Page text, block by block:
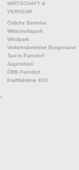
WIRTSCHAFT &
VERKEHR
Örtliche Betriebe
Wirtschaftspark
Windpark
Verkehrsbetriebe Burgenland
Taxi in Parndorf
Jugendtaxi
ÖBB Parndorf
Kraftfahrlinie B10